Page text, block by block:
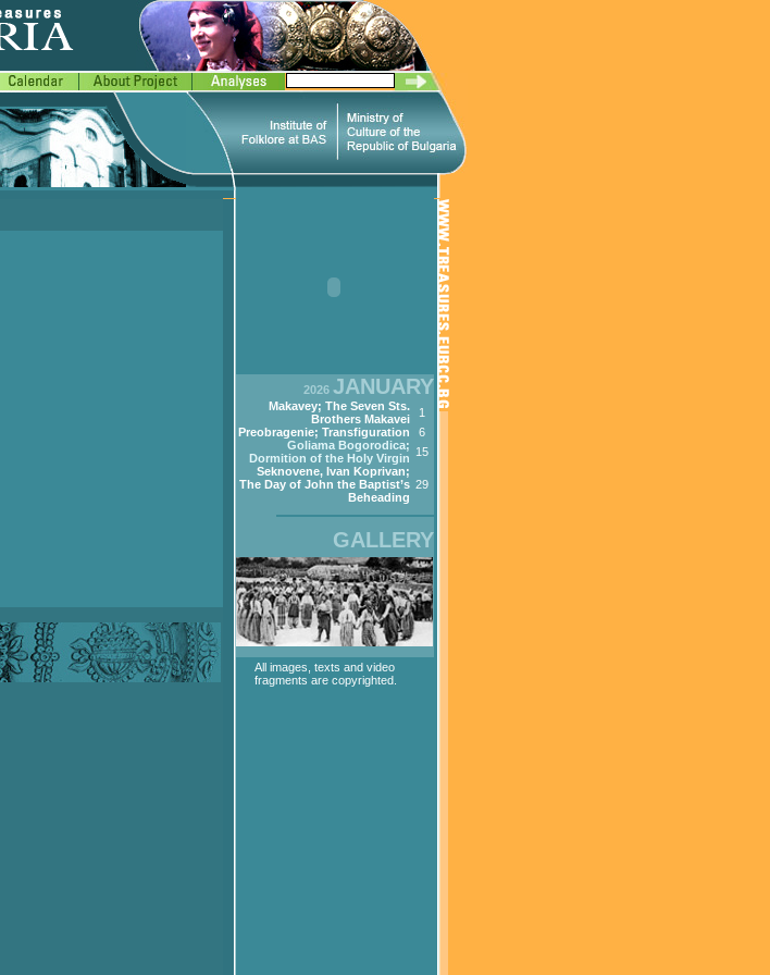
2026 JANUARY
Makavey; The Seven Sts.
Brothers Makavei
1
Preobragenie; Transfiguration
6
Goliama Bogorodica;
Dormition of the Holy Virgin 15
Seknovene, Ivan Koprivan;
The Day of John the Baptist’s
Beheading
29
GALLERY
All images, texts and video
fragments are copyrighted.